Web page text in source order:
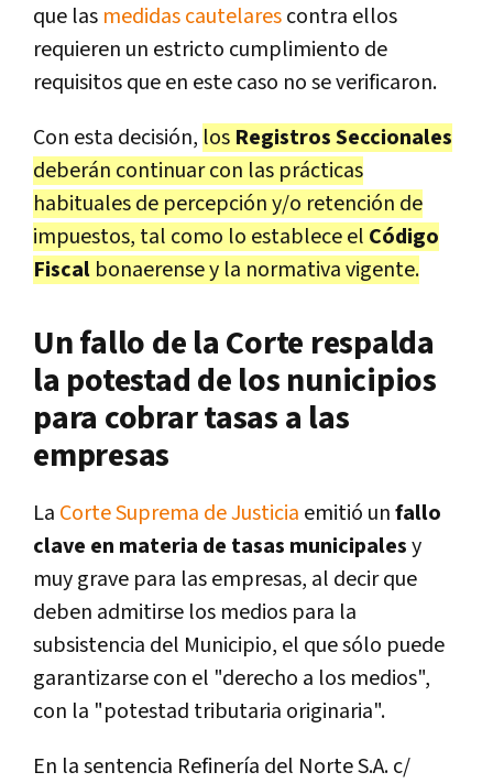
que las medidas cautelarescontra ellos
requieren un estricto cumplimiento de
requisitos que en este caso no se verificaron.
Con esta decisión, los Registros Seccionales
deberán continuar con las prácticas
habituales de percepción y/o retención de
impuestos, tal como lo establece el Código
Fiscal bonaerense y la normativa vigente.
Un fallo de la Corte respalda
la potestad de los nunicipios
para cobrar tasas a las
empresas
La Corte Suprema de Justicia emitió unfallo
clave en materia de tasas municipalesy
muy grave para las empresas, al decir que
deben admitirse los medios para la
subsistencia del Municipio, el que sólo puede
garantizarse con el "derecho a los medios",
con la "potestad tributaria originaria".
En la sentencia Refinería del Norte S.A. c/